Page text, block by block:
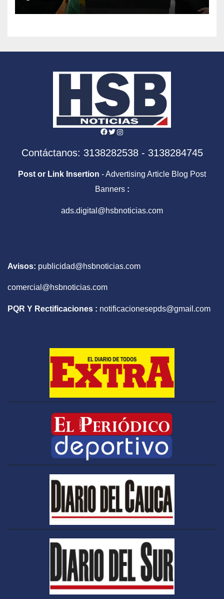
Planificación
Facebook
Twitter
Instagram
Contáctanos: 3138282538 - 3138284745
Post or Link Insertion - Advertising Article Blog Post
Banners :
ads.digital@hsbnoticias.com
Avisos: publicidad@hsbnoticias.com
comercial@hsbnoticias.com
PQR Y Rectificaciones : notificacionesepds@gmail.com